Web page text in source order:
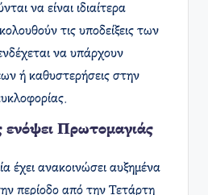
να είναι ιδιαίτερα
τις υποδείξεις των
να υπάρχουν
ή καθυστερήσεις στην
Πρωτομαγιάς
έχει ανακοινώσει αυξημένα
περίοδο από την Τετάρτη